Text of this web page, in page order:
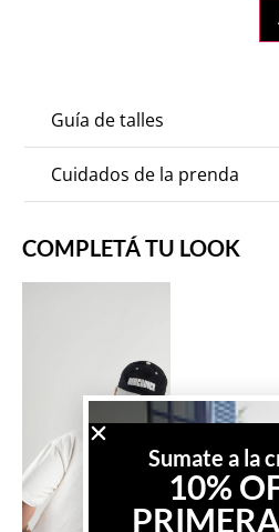
Guía de talles
Cuidados de la prenda
COMPLETÁ TU LOOK
Sumate a la
10%